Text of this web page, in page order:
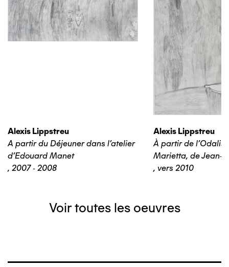
Alexis Lippstreu
A partir du Déjeuner dans l'atelier
d'Edouard Manet
, 2007 - 2008
Alexis Lippstreu
À partir de
Marietta, de Jean-
, vers 2010
Voir toutes les oeuvres